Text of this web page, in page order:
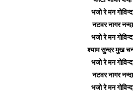
भजो रे मन
नटवर नागर नन्दा
भजो रे मन
श्याम सुन्दर मुख
भजो रे मन
नटवर नागर नन्दा
भजो रे मन